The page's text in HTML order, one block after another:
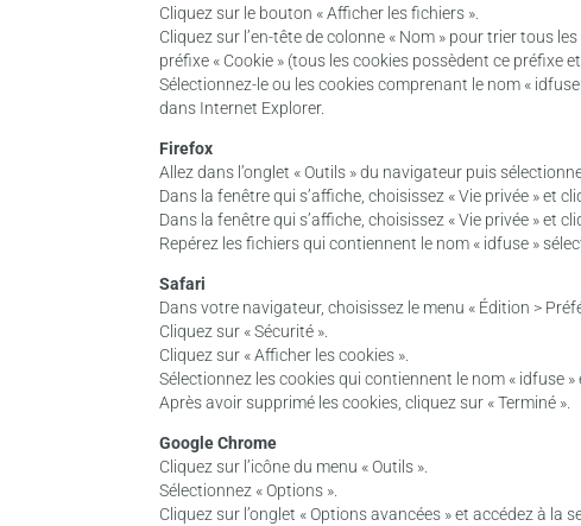
Cliquez sur le bouton « Afficher les fichiers ».
Cliquez sur l’en-tête de colonne « Nom » pour trier tous
préfixe « Cookie » (tous les cookies possèdent ce préfixe
Sélectionnez-le ou les cookies comprenant le nom «
dans Internet Explorer.
Firefox
Allez dans l’onglet « Outils » du navigateur puis
Dans la fenêtre qui s’affiche, choisissez « Vie privée » et
Dans la fenêtre qui s’affiche, choisissez « Vie privée » et
Repérez les fichiers qui contiennent le nom « idfuse »
Safari
Dans votre navigateur, choisissez le menu « Édition >
Cliquez sur « Sécurité ».
Cliquez sur « Afficher les cookies ».
Sélectionnez les cookies qui contiennent le nom « idfuse
Après avoir supprimé les cookies, cliquez sur « Terminé ».
Google Chrome
Cliquez sur l’icône du menu « Outils ».
Sélectionnez « Options ».
Cliquez sur l’onglet « Options avancées » et accédez à la